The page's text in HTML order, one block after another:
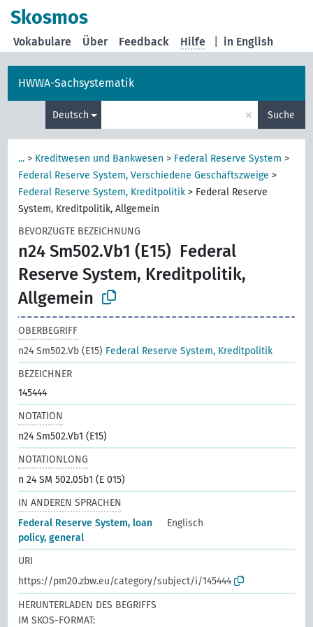
Skosmos
in English
Vokabulare Über Feedback Hilfe
HWWA-Sachsystematik
Deutsch × Suche
... > Kreditwesen und Bankwesen > Federal Reserve System >
Federal Reserve System, Verschiedene Geschäftszweige >
Federal Reserve System, Kreditpolitik > Federal Reserve
System, Kreditpolitik, Allgemein
BEVORZUGTE BEZEICHNUNG
n24 Sm502.Vb1 (E15) Federal
Reserve System, Kreditpolitik,
Allgemein
OBERBEGRIFF
n24 Sm502.Vb (E15) Federal Reserve System, Kreditpolitik
BEZEICHNER
145444
NOTATION
n24 Sm502.Vb1 (E15)
NOTATIONLONG
n 24 SM 502.05b1 (E 015)
IN ANDEREN SPRACHEN
Federal Reserve System, loan
policy, general
Englisch
URI
https://pm20.zbw.eu/category/subject/i/145444
HERUNTERLADEN DES BEGRIFFS
IM SKOS-FORMAT: